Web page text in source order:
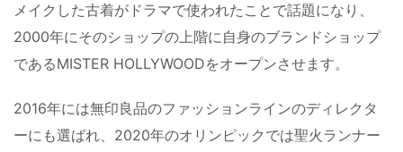
メイクした古着がドラマで使われたことで話題になり、
2000年にそのショップの上階に自身のブランドショップ
であるMISTER HOLLYWOODをオープンさせます。
2016年には無印良品のファッションラインのディレクタ
ーにも選ばれ、2020年のオリンピックでは聖火ランナー